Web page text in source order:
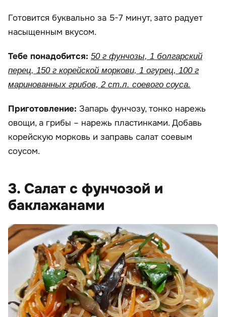
Готовится буквально за 5-7 минут, зато радует
насыщенным вкусом.
Тебе понадобится: 50 г фунчозы, 1 болгарский
перец, 150 г корейской моркови, 1 огурец, 100 г
маринованных грибов, 2 ст.л. соевого соуса.
Приготовление: Запарь фунчозу, тонко нарежь
овощи, а грибы – нарежь пластинками. Добавь
корейскую морковь и заправь салат соевым
соусом.
3. Салат с фунчозой и
баклажанами